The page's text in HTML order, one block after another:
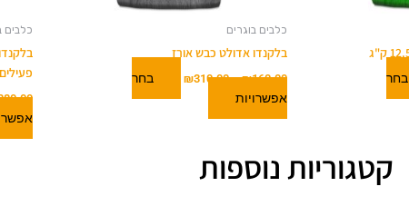
בחר
כלבים בוגרים
בלקנדו אדולט כבש אורז
₪160.00
–
₪310.00
בחר
אפשרויות
כלבים
קטגוריות נוספות